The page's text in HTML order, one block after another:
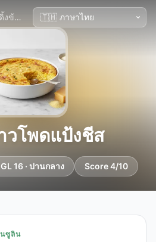
พดแป้งชีส
วโพดแป้งชีส
GL 16 · ปานกลาง Score 4/10
ซูลิน